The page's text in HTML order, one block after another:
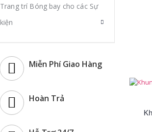
Trang trí Bóng bay cho các Sự
kiện
Miễn Phí Giao Hàng
Hoàn Trả